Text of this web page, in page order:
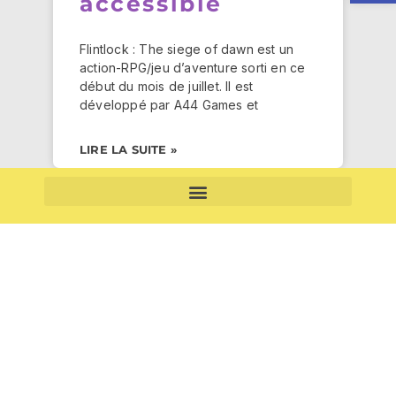
Flintlock : The siege of dawn est un
action-RPG/jeu d’aventure sorti en ce
début du mois de juillet. Il est
développé par A44 Games et
LIRE LA SUITE »